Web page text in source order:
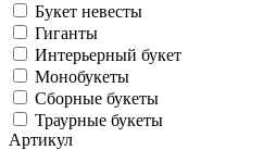
Букет невесты
Гиганты
Интерьерный букет
Монобукеты
Сборные букеты
Траурные букеты
Артикул